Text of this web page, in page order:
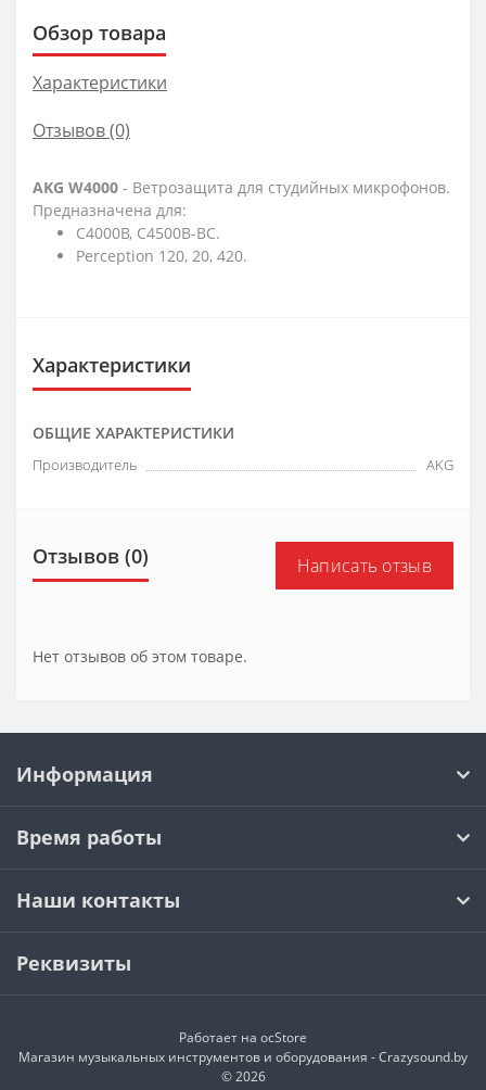
Обзор товара
Характеристики
Отзывов (0)
AKG W4000 - Ветрозащита для студийных микрофонов.
Предназначена для:
C4000B, C4500B-BC.
Perception 120, 20, 420.
Характеристики
ОБЩИЕ ХАРАКТЕРИСТИКИ
Производитель AKG
Отзывов (0) Написать отзыв
Нет отзывов об этом товаре.
Информация
Время работы
Наши контакты
Реквизиты
Работает на ocStore
Магазин музыкальных инструментов и оборудования - Crazysound.by
© 2026